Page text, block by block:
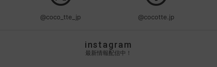
@coco_tte_jp @cocotte.jp
instagram
最新情報配信中！